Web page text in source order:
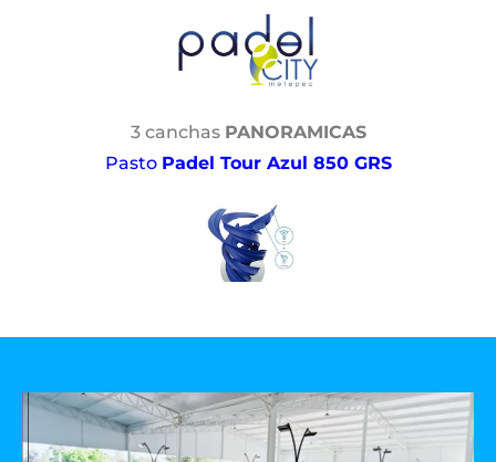
3 canchas PANORAMICAS
Pasto Padel Tour Azul 850 GRS